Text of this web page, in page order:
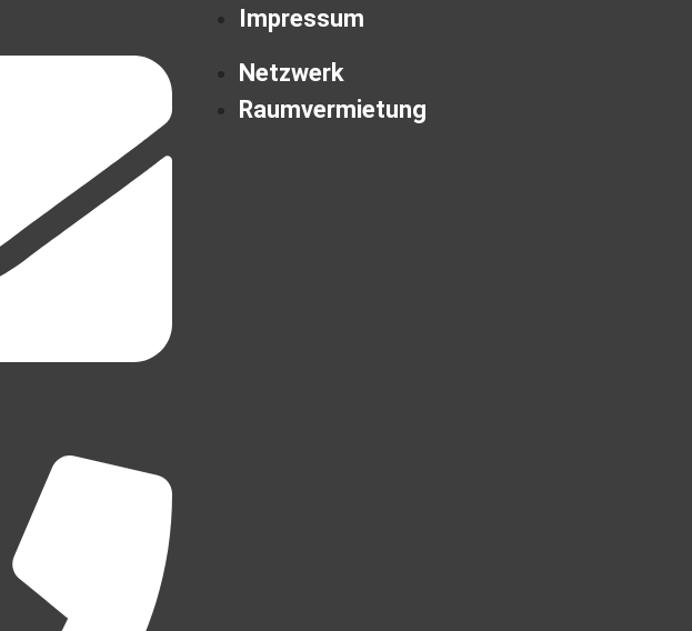
Impressum
Netzwerk
Raumvermietung